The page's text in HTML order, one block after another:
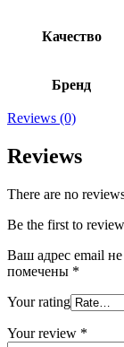
Качество
Бренд
Reviews (0)
Reviews
There are no
Be the first to
Ваш адрес email
помечены *
Your rating
Your review *